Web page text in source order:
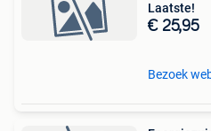
Laatste!
€ 25,95
Bezoek